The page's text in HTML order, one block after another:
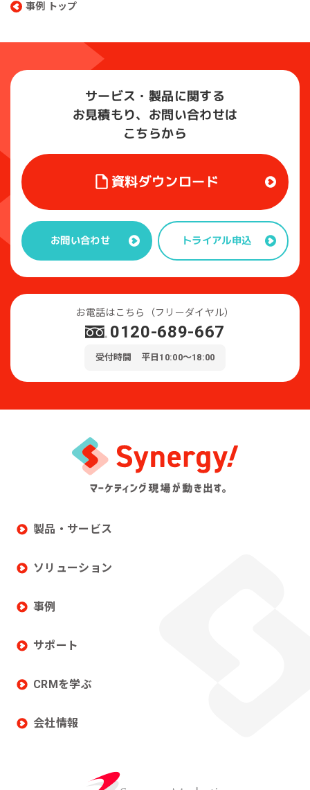
事例 トップ
サービス・製品に関する
お見積もり、お問い合わせは
こちらから
資料ダウンロード
お問い合わせ トライアル申込
お電話はこちら（フリーダイヤル）
0120-689-667
受付時間 平日10:00～18:00
製品・サービス
ソリューション
事例
サポート
CRMを学ぶ
会社情報